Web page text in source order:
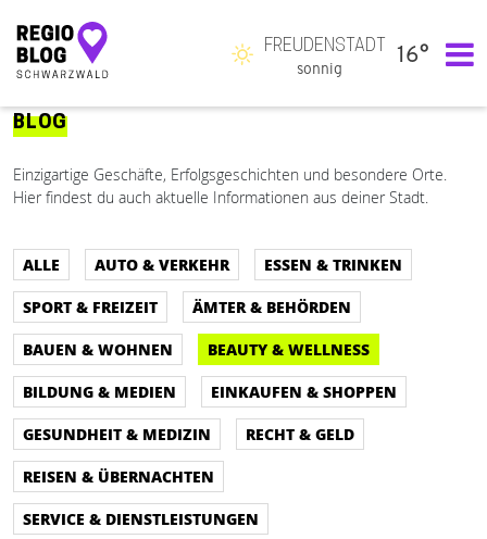
Hauptnavigation
FREUDENSTADT
sonnig
16°
BLOG
Einzigartige Geschäfte, Erfolgsgeschichten und besondere Orte.
Hier findest du auch aktuelle Informationen aus deiner Stadt.
ALLE AUTO & VERKEHR
ESSEN & TRINKEN
SPORT & FREIZEIT
ÄMTER & BEHÖRDEN
BAUEN & WOHNEN
BEAUTY & WELLNESS
BILDUNG & MEDIEN
EINKAUFEN & SHOPPEN
GESUNDHEIT & MEDIZIN
RECHT & GELD
REISEN & ÜBERNACHTEN
SERVICE & DIENSTLEISTUNGEN